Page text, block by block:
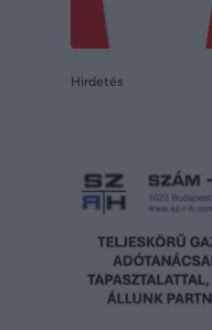
Hirdetés